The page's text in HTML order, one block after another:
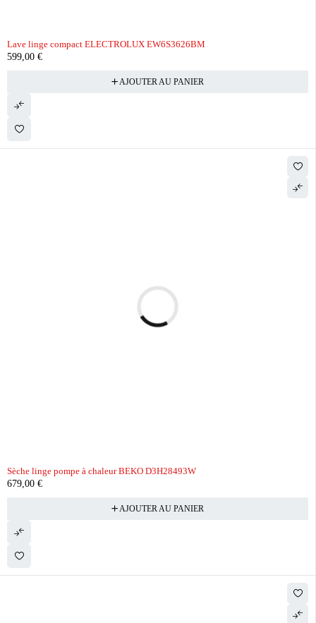
Lave linge compact ELECTROLUX EW6S3626BM
599,00 €
AJOUTER AU PANIER
Sèche linge pompe à chaleur BEKO D3H28493W
679,00 €
AJOUTER AU PANIER